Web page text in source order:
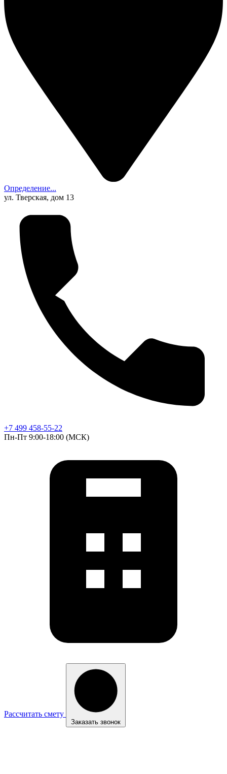
Определение...
ул. Тверская, дом 13
+7 499 458-55-22
Пн-Пт 9:00-18:00 (МСК)
Рассчитать смету
Заказать звонок